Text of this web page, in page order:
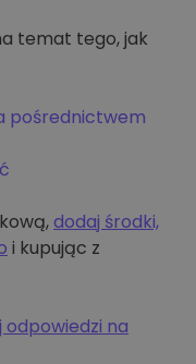
temat tego, jak
pośrednictwem
dodaj środki,
i kupując z
odpowiedzi na